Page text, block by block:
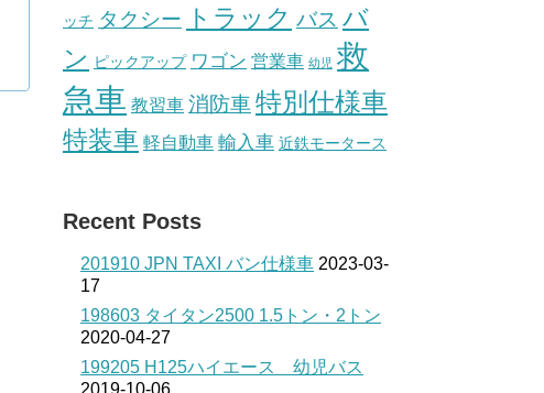
ッチ タクシー トラック バス バ
ン ピックアップ ワゴン 営業車 幼児 救
急車 教習車 消防車特別仕様車
特装車 軽自動車 輸入車 近鉄モータース
Recent Posts
201910 JPN TAXI バン仕様車 2023-03-
17
198603 タイタン2500 1.5トン・2トン
2020-04-27
199205 H125ハイエース 幼児バス
2019-10-06